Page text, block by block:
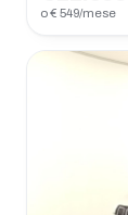
o € 549/mese